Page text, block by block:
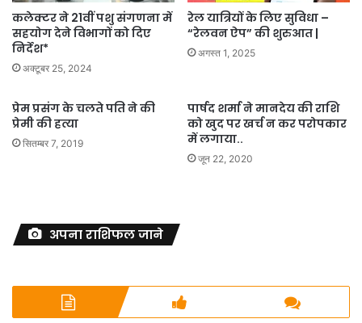
कलेक्टर ने 21वीं पशु संगणना में
सहयोग देने विभागों को दिए
निर्देश*
अक्टूबर 25, 2024
रेल यात्रियों के लिए सुविधा –
“रेलवन ऐप” की शुरुआत |
अगस्त 1, 2025
प्रेम प्रसंग के चलते पति ने की
प्रेमी की हत्या
सितम्बर 7, 2019
पार्षद शर्मा ने मानदेय की राशि
को खुद पर खर्च न कर परोपकार
में लगाया..
जून 22, 2020
अपना राशिफल जाने